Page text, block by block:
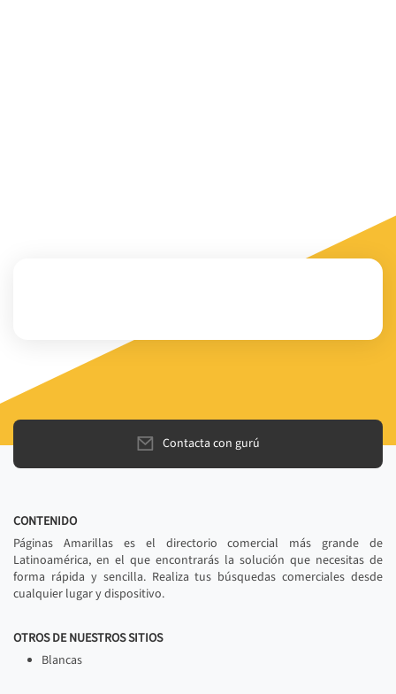
Contacta con gurú
CONTENIDO
Páginas Amarillas es el directorio comercial más grande de
Latinoamérica, en el que encontrarás la solución que necesitas de
forma rápida y sencilla. Realiza tus búsquedas comerciales desde
cualquier lugar y dispositivo.
OTROS DE NUESTROS SITIOS
Blancas